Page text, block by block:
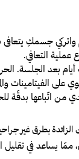
واتركي جسمكِ
التعافي.
بعد الجلسة.
الفيتامينات
من اتّباعها بدقّة
بطرق غير
ممّا يساعد في